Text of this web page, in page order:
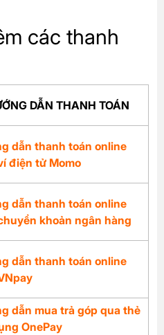
các thanh
DẪN THANH TOÁN
dẫn thanh toán online
điện tử Momo
dẫn thanh toán online
khoản ngân hàng
dẫn thanh toán online
dẫn mua trả góp qua thẻ
OnePay